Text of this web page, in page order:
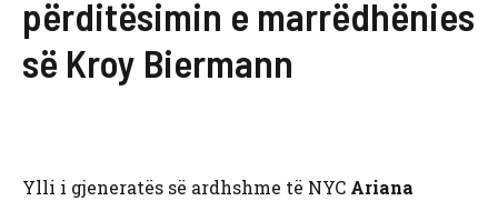
përditësimin e marrëdhënies
së Kroy Biermann
Ylli i gjeneratës së ardhshme të NYC Ariana